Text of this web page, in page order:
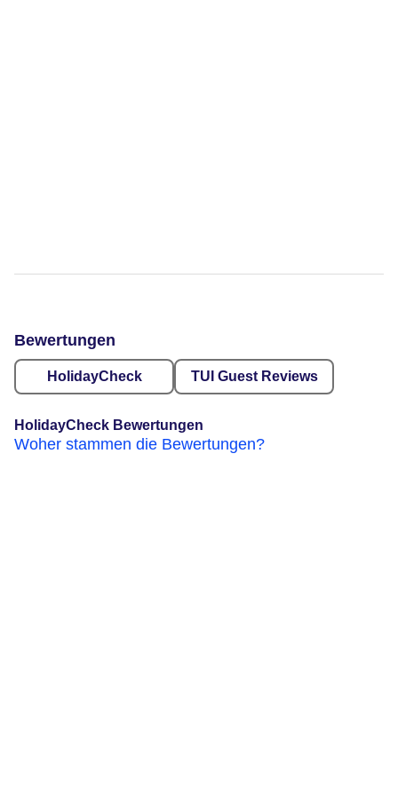
Bewertungen
HolidayCheck TUI Guest Reviews
HolidayCheck Bewertungen
Woher stammen die Bewertungen?